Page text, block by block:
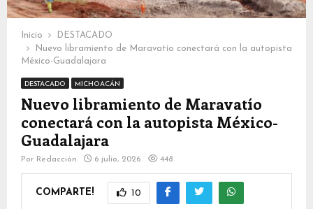
Inicio
DESTACADO
Nuevo libramiento de Maravatío conectará con la autopista
México-Guadalajara
DESTACADO MICHOACÁN
Nuevo libramiento de Maravatío
conectará con la autopista México-
Guadalajara
Por Redacción 6 julio, 2026 448
COMPARTE! 10